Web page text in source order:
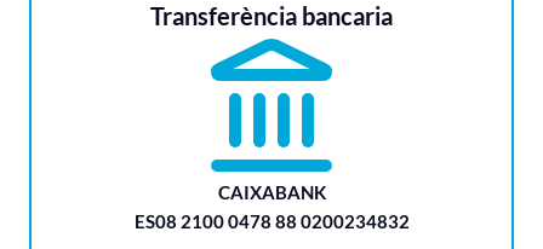
Transferència bancaria
CAIXABANK
ES08 2100 0478 88 0200234832